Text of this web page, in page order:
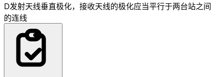
D发射天线垂直极化，接收天线的极化应当平行于两台站之间
的连线